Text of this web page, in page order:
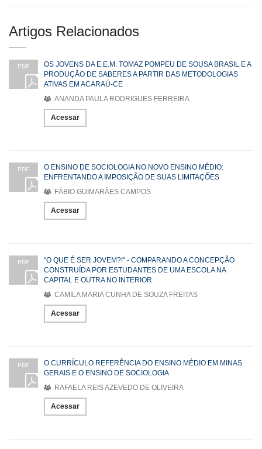
Artigos Relacionados
PDF
OS JOVENS DA E.E.M. TOMAZ POMPEU DE SOUSA BRASIL E A
PRODUÇÃO DE SABERES A PARTIR DAS METODOLOGIAS
ATIVAS EM ACARAÚ-CE
ANANDA PAULA RODRIGUES FERREIRA
Acessar
PDF
O ENSINO DE SOCIOLOGIA NO NOVO ENSINO MÉDIO:
ENFRENTANDO A IMPOSIÇÃO DE SUAS LIMITAÇÕES
FÁBIO GUIMARÃES CAMPOS
Acessar
PDF
"O QUE É SER JOVEM?!" - COMPARANDO A CONCEPÇÃO
CONSTRUÍDA POR ESTUDANTES DE UMA ESCOLA NA
CAPITAL E OUTRA NO INTERIOR.
CAMILA MARIA CUNHA DE SOUZA FREITAS
Acessar
PDF
O CURRÍCULO REFERÊNCIA DO ENSINO MÉDIO EM MINAS
GERAIS E O ENSINO DE SOCIOLOGIA
RAFAELA REIS AZEVEDO DE OLIVEIRA
Acessar